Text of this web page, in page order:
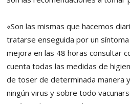
«Son las mismas que hacemos
tratarse enseguida por un
mejora en las 48 horas consultar
cuenta todas las medidas de
de toser de determinada manera
ningún virus y sobre todo